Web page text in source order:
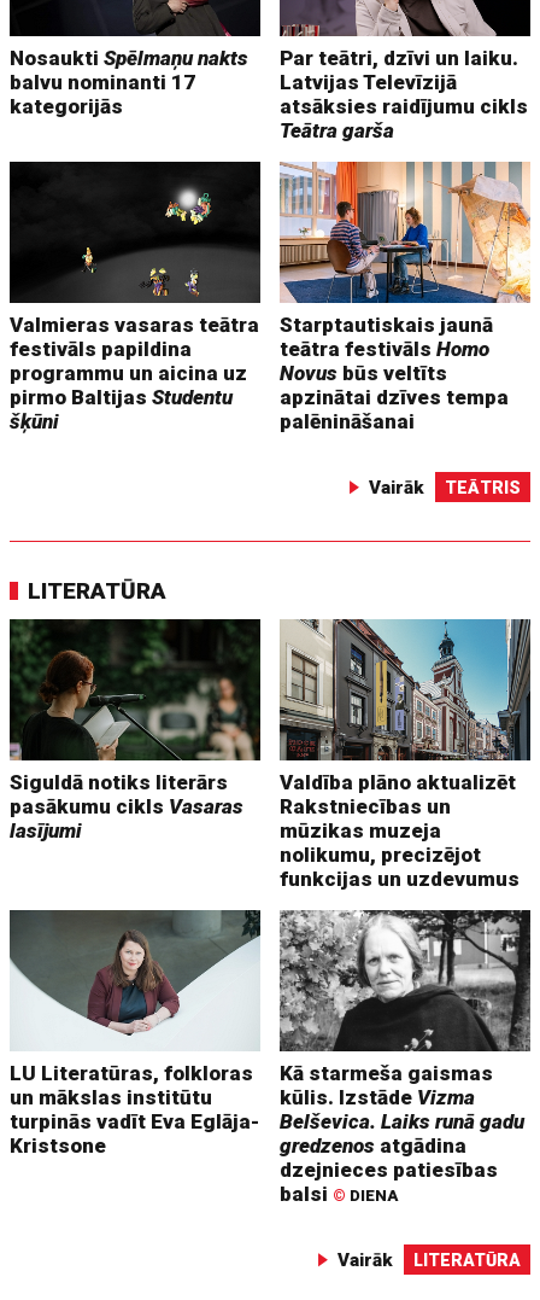
NosauktiSpēlmaņu nakts
balvu nominanti 17
kategorijās
Par teātri, dzīvi un laiku.
Latvijas Televīzijā
atsāksies raidījumu cikls
Teātra garša
Valmieras vasaras teātra
festivāls papildina
programmu un aicina uz
pirmo BaltijasStudentu
šķūni
Starptautiskais jaunā
teātra festivālsHomo
Novus būs veltīts
apzinātai dzīves tempa
palēnināšanai
Vairāk TEĀTRIS
LITERATŪRA
Siguldā notiks literārs
pasākumu cikls Vasaras
lasījumi
Valdība plāno aktualizēt
Rakstniecības un
mūzikas muzeja
nolikumu, precizējot
funkcijas un uzdevumus
LU Literatūras, folkloras
un mākslas institūtu
turpinās vadīt Eva Eglāja-
Kristsone
Kā starmeša gaismas
kūlis. Izstāde Vizma
Belševica. Laiks runā gadu
gredzenos atgādina
dzejnieces patiesības
balsi © DIENA
Vairāk LITERATŪRA